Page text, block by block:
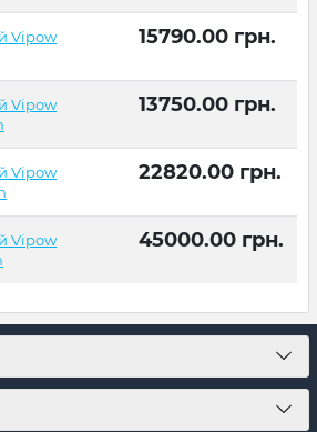
Vipow
15790.00 грн.
Vipow
13750.00 грн.
Vipow
22820.00 грн.
Vipow
45000.00 грн.